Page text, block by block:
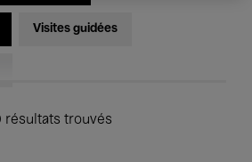
Visites guidées
résultats trouvés